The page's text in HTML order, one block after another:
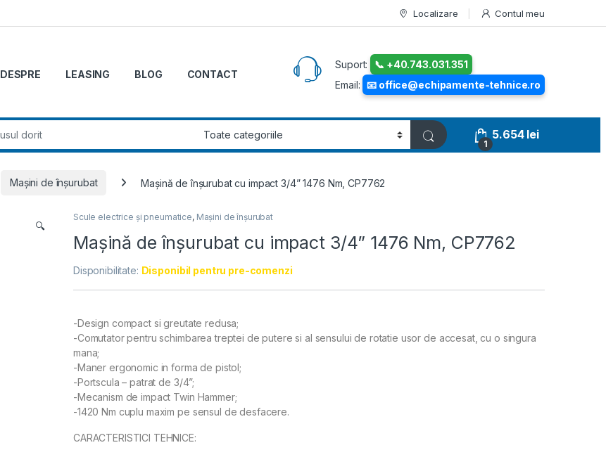
Localizare Contul meu
DESPRE LEASING BLOG CONTACT
Suport:
📞 +40.743.031.351
Email:
📧 office@echipamente-tehnice.ro
1
5.654 lei
Mașini de înșurubat Mașină de înșurubat cu impact 3/4” 1476 Nm, CP7762
🔍
Scule electrice și pneumatice, Mașini de înșurubat
Mașină de înșurubat cu impact 3/4” 1476 Nm, CP7762
Disponibilitate: Disponibil pentru pre-comenzi
-Design compact si greutate redusa;
-Comutator pentru schimbarea treptei de putere si al sensului de rotatie usor de accesat, cu o singura
mana;
-Maner ergonomic in forma de pistol;
-Portscula – patrat de 3/4”;
-Mecanism de impact Twin Hammer;
-1420 Nm cuplu maxim pe sensul de desfacere.
CARACTERISTICI TEHNICE: